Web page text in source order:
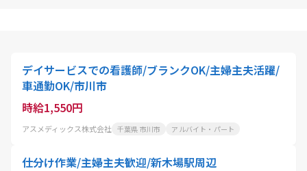
デイサービスでの看護師/ブランクOK/主婦主夫活躍/
車通勤OK/市川市
時給1,550円
アスメディックス株式会社 千葉県 市川市 アルバイト・パート
仕分け作業/主婦主夫歓迎/新木場駅周辺